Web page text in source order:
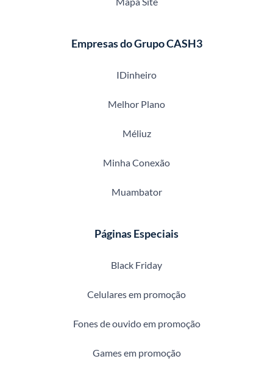
Empresas do Grupo CASH3
IDinheiro
Melhor Plano
Méliuz
Minha Conexão
Muambator
Páginas Especiais
Black Friday
Celulares em promoção
Fones de ouvido em promoção
Games em promoção